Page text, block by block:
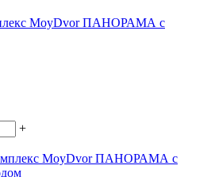
MoyDvor ПАНОРАМА с
+